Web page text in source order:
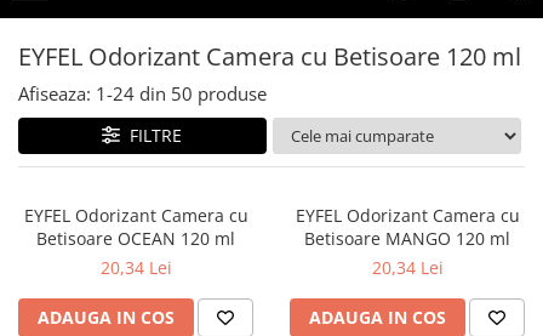
EYFEL
EYFEL Odorizant Auto 10 ml
EYFEL Odorizant Camera cu
Betisoare 120 ml
EYFEL Spray Odorizant 400 ml
LORIS Odorizant cu Betisoare 120
ml
Anticalcar
EYFEL Odorizant Camera cu Betisoare 120 ml
Afiseaza: 1-24 din 50 produse
FILTRE
EYFEL Odorizant Camera cu
Betisoare OCEAN 120 ml
20,34 Lei
ADAUGA IN COS
EYFEL Odorizant Camera cu
Betisoare MANGO 120 ml
20,34 Lei
ADAUGA IN COS